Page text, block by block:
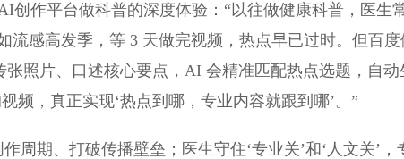
创作平台做科普的深度体验：“以往做健康科普，医生
感高发季，等 3 天做完视频，热点早已过时。但百度
照片、口述核心要点，AI 会精准匹配热点选题，自动
频，真正实现‘热点到哪，专业内容就跟到哪’。”
周期、打破传播壁垒；医生守住‘专业关’和‘人文关’，